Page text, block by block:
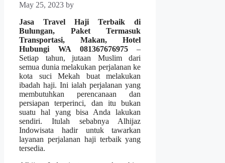
May 25, 2023 by
Jasa Travel Haji Terbaik di
Bulungan, Paket Termasuk
Transportasi, Makan, Hotel
Hubungi WA 081367676975–
Setiap tahun, jutaan Muslim dari
semua dunia melakukan perjalanan ke
kota suci Mekah buat melakukan
ibadah haji. Ini ialah perjalanan yang
membutuhkan perencanaan dan
persiapan terperinci, dan itu bukan
suatu hal yang bisa Anda lakukan
sendiri. Itulah sebabnya Alhijaz
Indowisata hadir untuk tawarkan
layanan perjalanan haji terbaik yang
tersedia.